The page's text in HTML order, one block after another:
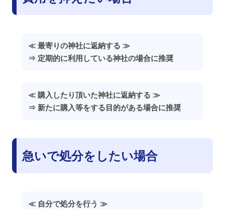
≪ 最寄りの神社に返納する ≫
⇒ 定期的に利用している神社の場合に推奨
≪ 購入したり頂いた神社に返納する ≫
⇒ 新たに購入等をする目的がある場合に推奨
急いで処分をしたい場合
≪ 自分で処分を行う ≫